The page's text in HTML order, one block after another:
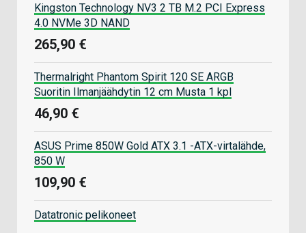
Kingston Technology NV3 2 TB M.2 PCI Express
4.0 NVMe 3D NAND
265,90 €
Thermalright Phantom Spirit 120 SE ARGB
Suoritin Ilmanjäähdytin 12 cm Musta 1 kpl
46,90 €
ASUS Prime 850W Gold ATX 3.1 -ATX-virtalähde,
850 W
109,90 €
Datatronic pelikoneet